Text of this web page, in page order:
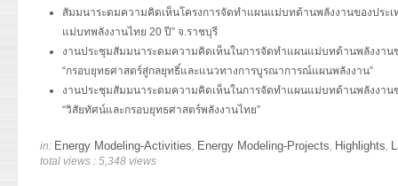
สัมมนาระดมความคิดเห็นโครงการจัดทำแผนแม่บทด้านพลังงานของประเ
แม่บทพลังงานไทย 20 ปี” จ.ราชบุรี
งานประชุมสัมมนาระดมความคิดเห็นในการจัดทำแผนแม่บทด้านพลังงาน
“กรอบยุทธศาสตร์สู่กลยุทธิ์และแนวทางการบูรณาการณ์แผนพลังงาน”
งานประชุมสัมมนาระดมความคิดเห็นในการจัดทำแผนแม่บทด้านพลังงาน
“วิสัยทัศน์และกรอบยุทธศาสตร์พลังงานไทย”
in: Energy Modeling-Activities, Energy Modeling-Projects, Highlights,
total views : 5,348 views